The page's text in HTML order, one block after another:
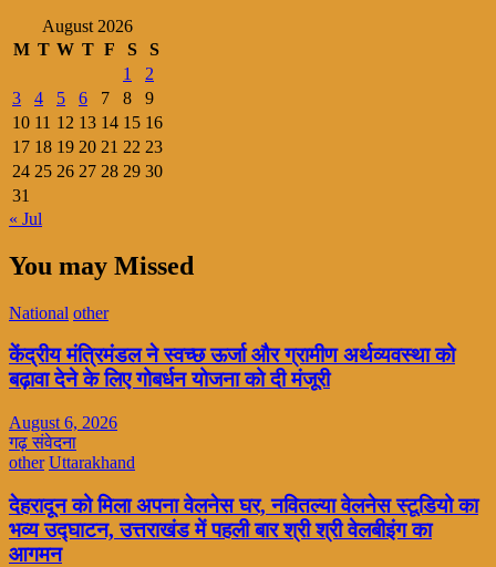
August 2026
M T W T F S
S
1
2
3
4 5 6 7 8
9
10 11 12 13 14 15 16
17 18 19 20 21 22 23
24 25 26 27 28 29 30
31
« Jul
You may Missed
National other
केंद्रीय मंत्रिमंडल ने स्वच्छ ऊर्जा और ग्रामीण अर्थव्यवस्था को
बढ़ावा देने के लिए गोबर्धन योजना को दी मंजूरी
August 6, 2026
गढ़ संवेदना
other Uttarakhand
देहरादून को मिला अपना वेलनेस घर, नवितल्या वेलनेस स्टूडियो का
भव्य उद्घाटन, उत्तराखंड में पहली बार श्री श्री वेलबीइंग का
आगमन